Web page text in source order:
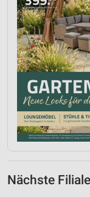
Nächste Filiale